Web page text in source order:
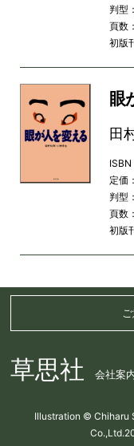
判型
頁数
初版
眼
田
定価
判型
頁数
初版
草思社 会社案
Illustration © Chiharu